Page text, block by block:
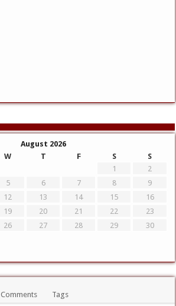
August 2026
W T F S
S
1
2
5 6 7 8
9
12 13 14 15
16
19 20 21 22
23
26 27 28 29
30
Comments Tags